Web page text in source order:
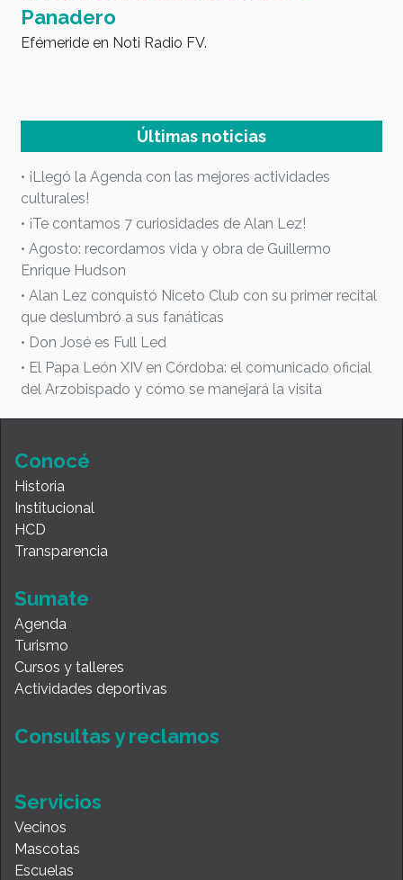
Panadero
Efémeride en Noti Radio FV.
Últimas noticias
• ¡Llegó la Agenda con las mejores actividades
culturales!
• ¡Te contamos 7 curiosidades de Alan Lez!
• Agosto: recordamos vida y obra de Guillermo
Enrique Hudson
• Alan Lez conquistó Niceto Club con su primer recital
que deslumbró a sus fanáticas
• Don José es Full Led
• El Papa León XIV en Córdoba: el comunicado oficial
del Arzobispado y cómo se manejará la visita
Conocé
Historia
Institucional
HCD
Transparencia
Sumate
Agenda
Turismo
Cursos y talleres
Actividades deportivas
Consultas y reclamos
Servicios
Vecinos
Mascotas
Escuelas